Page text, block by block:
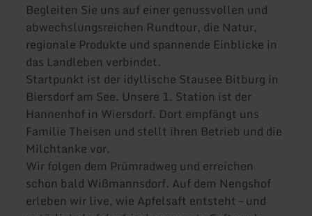
Begleiten Sie uns auf einer genussvollen und
abwechs­lungsreichen Rundtour, die Natur,
regionale Produkte und spannende Einblicke in
das Landleben verbindet.
Startpunkt ist der idyllische Stausee Bitburg in
Biersdorf am See. Unsere 1. Station ist der
Hannenhof in Wiers­dorf. Dort empfängt uns
Familie Theisen und stellt ihren Betrieb und die
Milchtanke vor.
Wir folgen dem Prümradweg und erreichen
schon bald Wißmannsdorf. Auf dem Nengshof
erleben wir live, wie Apfelsaft entsteht – und